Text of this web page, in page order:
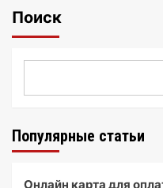
Поиск
Популярные статьи
Онлайн карта для